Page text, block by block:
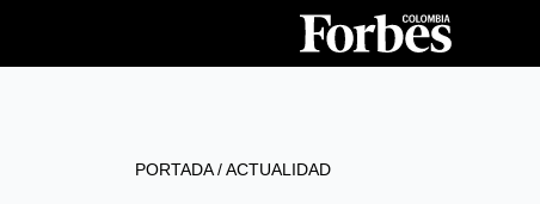
PORTADA/ACTUALIDAD